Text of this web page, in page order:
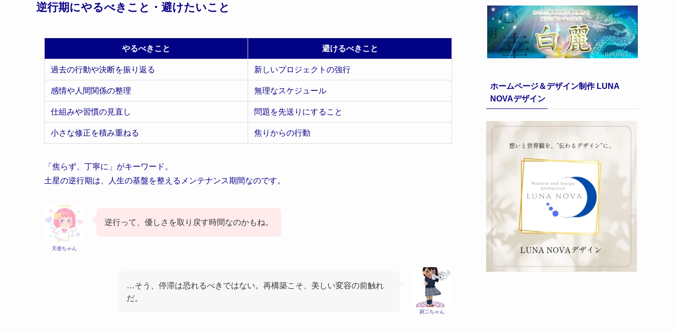
逆行期にやるべきこと・避けたいこと
やるべきこと 避けるべきこと
過去の行動や決断を振り返る 新しいプロジェクトの強行
感情や人間関係の整理 無理なスケジュール
仕組みや習慣の見直し 問題を先送りにすること
小さな修正を積み重ねる 焦りからの行動
「焦らず、丁寧に」がキーワード。
土星の逆行期は、人生の基盤を整えるメンテナンス期間なのです。
天使ちゃん
逆行って、優しさを取り戻す時間なのかもね。
厨二ちゃん
…そう、停滞は恐れるべきではない。再構築こそ、美しい変容の前触れ
だ。
ホームページ＆デザイン制作 LUNA
NOVAデザイン